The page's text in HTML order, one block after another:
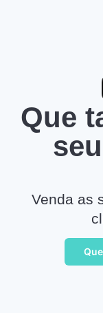
Que
Venda as